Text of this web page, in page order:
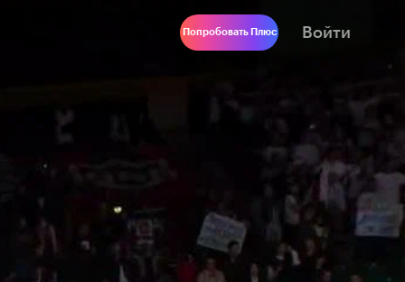
Попробовать Плюс Войти